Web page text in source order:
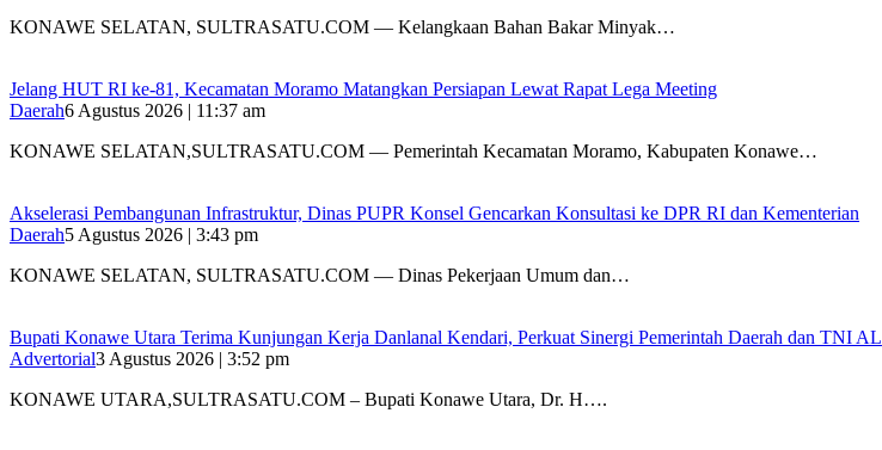
‎KONAWE SELATAN, SULTRASATU.COM — Kelangkaan Bahan Bakar Minyak…
‎Jelang HUT RI ke-81, Kecamatan Moramo Matangkan Persiapan Lewat Rapat Lega Meeting
Daerah6 Agustus 2026 | 11:37 am
KONAWE SELATAN,SULTRASATU.COM — Pemerintah Kecamatan Moramo, Kabupaten Konawe…
Akselerasi Pembangunan Infrastruktur, Dinas PUPR Konsel Gencarkan Konsultasi ke DPR RI dan Kementerian
Daerah5 Agustus 2026 | 3:43 pm
KONAWE SELATAN, SULTRASATU.COM — Dinas Pekerjaan Umum dan…
Bupati Konawe Utara Terima Kunjungan Kerja Danlanal Kendari, Perkuat Sinergi Pemerintah Daerah dan TNI AL
Advertorial3 Agustus 2026 | 3:52 pm
‎KONAWE UTARA,SULTRASATU.COM – Bupati Konawe Utara, Dr. H….